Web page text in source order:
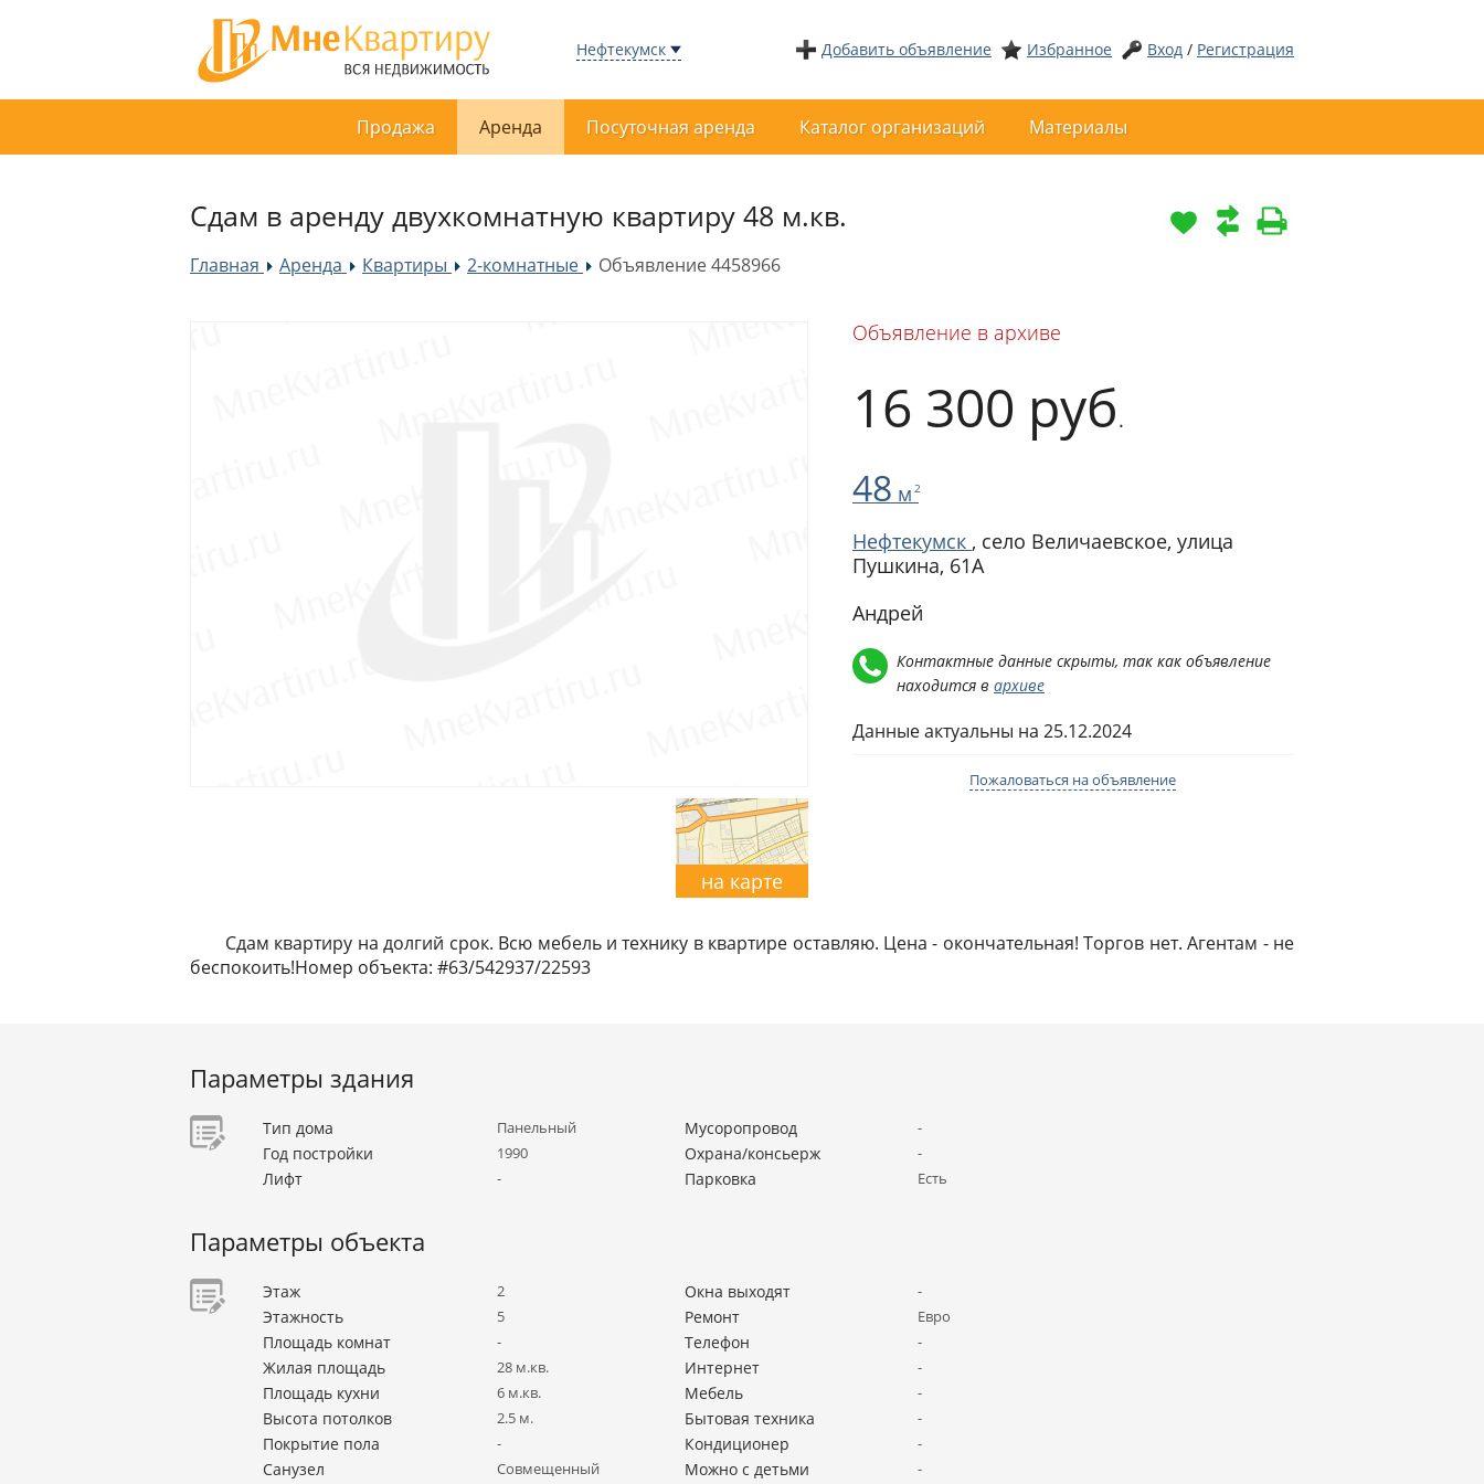
Нефтекумск Добавить объявление Избранное Вход / Регистрация
Продажа Аренда Посуточная аренда Каталог организаций Материалы
Сдам в аренду двухкомнатную квартиру 48 м.кв.
Главная »
Аренда »Квартиры »
2-комнатные »Объявление 4458966
на карте
Объявление в архиве
16 300 руб.
48 м 2
Нефтекумск , село Величаевское, улица
Пушкина, 61А
Андрей
Контактные данные скрыты, так как объявление
находится в архиве
Данные актуальны на 25.12.2024
Пожаловаться на объявление
Сдам квартиру на долгий срок. Всю мебель и технику в квартире оставляю. Цена - окончательная! Торгов нет. Агентам - не
беспокоить!Номер объекта: #63/542937/22593
Параметры здания
Тип дома Панельный
Год постройки 1990
Лифт -
Мусоропровод -
Охрана/консьерж -
Парковка Есть
Параметры объекта
Этаж 2
Этажность 5
Площадь комнат -
Жилая площадь 28 м.кв.
Площадь кухни 6 м.кв.
Высота потолков 2.5 м.
Покрытие пола -
Санузел Совмещенный
Окна выходят -
Ремонт Евро
Телефон -
Интернет -
Мебель -
Бытовая техника -
Кондиционер -
Можно с детьми -